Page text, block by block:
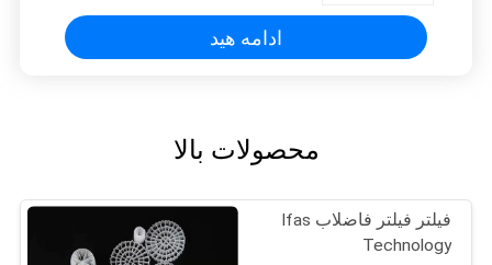
ادامه هید
محصولات بالا
فیلتر فیلتر فاضلاب Ifas
Technology